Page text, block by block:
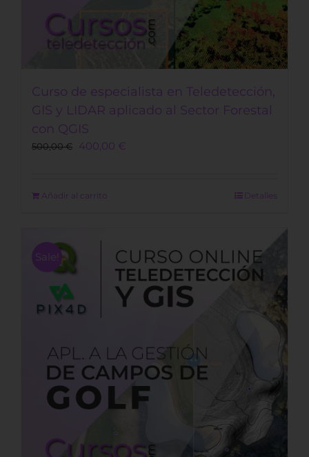
Curso de especialista en Teledetección,
GIS y LIDAR aplicado al Sector Forestal
con QGIS
500,00€
Original
500,00 €.
400,00 €
Añadir al carrito Detalles
Sale!